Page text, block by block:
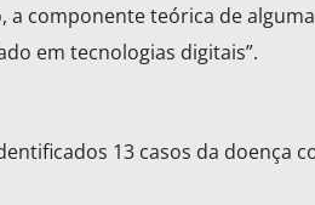
componente teórica de
em tecnologias digitais”.
13 casos da doença